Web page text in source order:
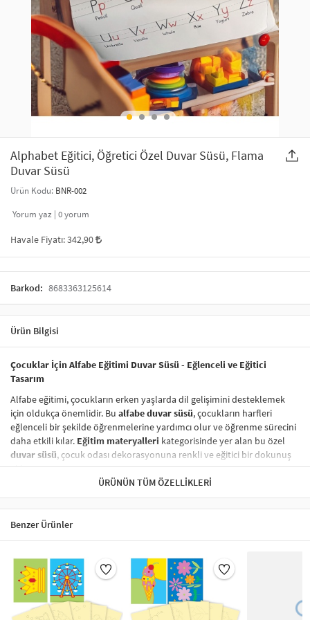
SAÇ AKSESUARLARI
GELİN / DÜĞÜN AKSESUARLARI
TELEFON ASKISI
MAKYAJ ÇANTASI
ŞAL VE FULAR
ODA KOKUSU VE MUM
PARTİ SÜSLERİ
YILBAŞI ÜRÜNLERİ
KULLAN AT TABAK BARDAK SETİ
Alphabet Eğitici, Öğretici Özel Duvar Süsü, Flama
Duvar Süsü
Ürün Kodu: BNR-002
Yorum yaz | 0yorum
Havale Fiyatı:342,90
Barkod: 8683363125614
Ürün Bilgisi
Çocuklar İçin Alfabe Eğitimi Duvar Süsü - Eğlenceli ve Eğitici
Tasarım
Alfabe eğitimi, çocukların erken yaşlarda dil gelişimini desteklemek
için oldukça önemlidir. Bu alfabe duvar süsü, çocukların harfleri
eğlenceli bir şekilde öğrenmelerine yardımcı olur ve öğrenme sürecini
daha etkili kılar. Eğitim materyalleri kategorisinde yer alan bu özel
duvar süsü, çocuk odası dekorasyonuna renkli ve eğitici bir dokunuş
ekler.
boyutlarındakiflama duvar süsü
neşe katar.
Tek parça halinde gelen bu
asılabilirve mekanınıza pratik bir kullanım sunar. Ev, okul veya
kreş gibi ortamlarda rahatlıkla kullanılabilir.
Yüksek kaliteli polyester materyalden üretilmiş olup, uzun
ömürlü kullanım sağlar ve dayanıklıdır. Çocukların odasında
sağlıklı malzemeler
kullanılması, güvenli bir ortam yaratmak
açısından önemlidir.
ÜRÜNÜN TÜM ÖZELLIKLERI
Benzer Ürünler